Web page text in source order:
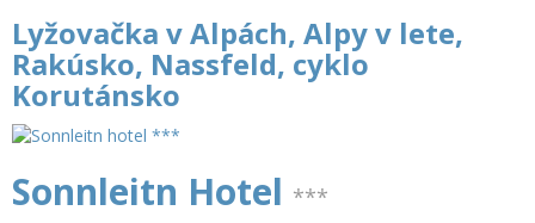
Lyžovačka v Alpách, Alpy v lete,
Rakúsko, Nassfeld, cyklo
Korutánsko
Sonnleitn Hotel ***